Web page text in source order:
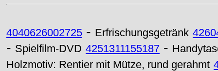
4040626002725 - Erfrischungsgetränk
- Spielfilm-DVD 4251311155187 -
Holzmotiv: Rentier mit Mütze, rund gerahmt